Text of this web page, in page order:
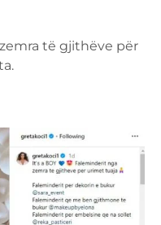
zemra të gjithëve për